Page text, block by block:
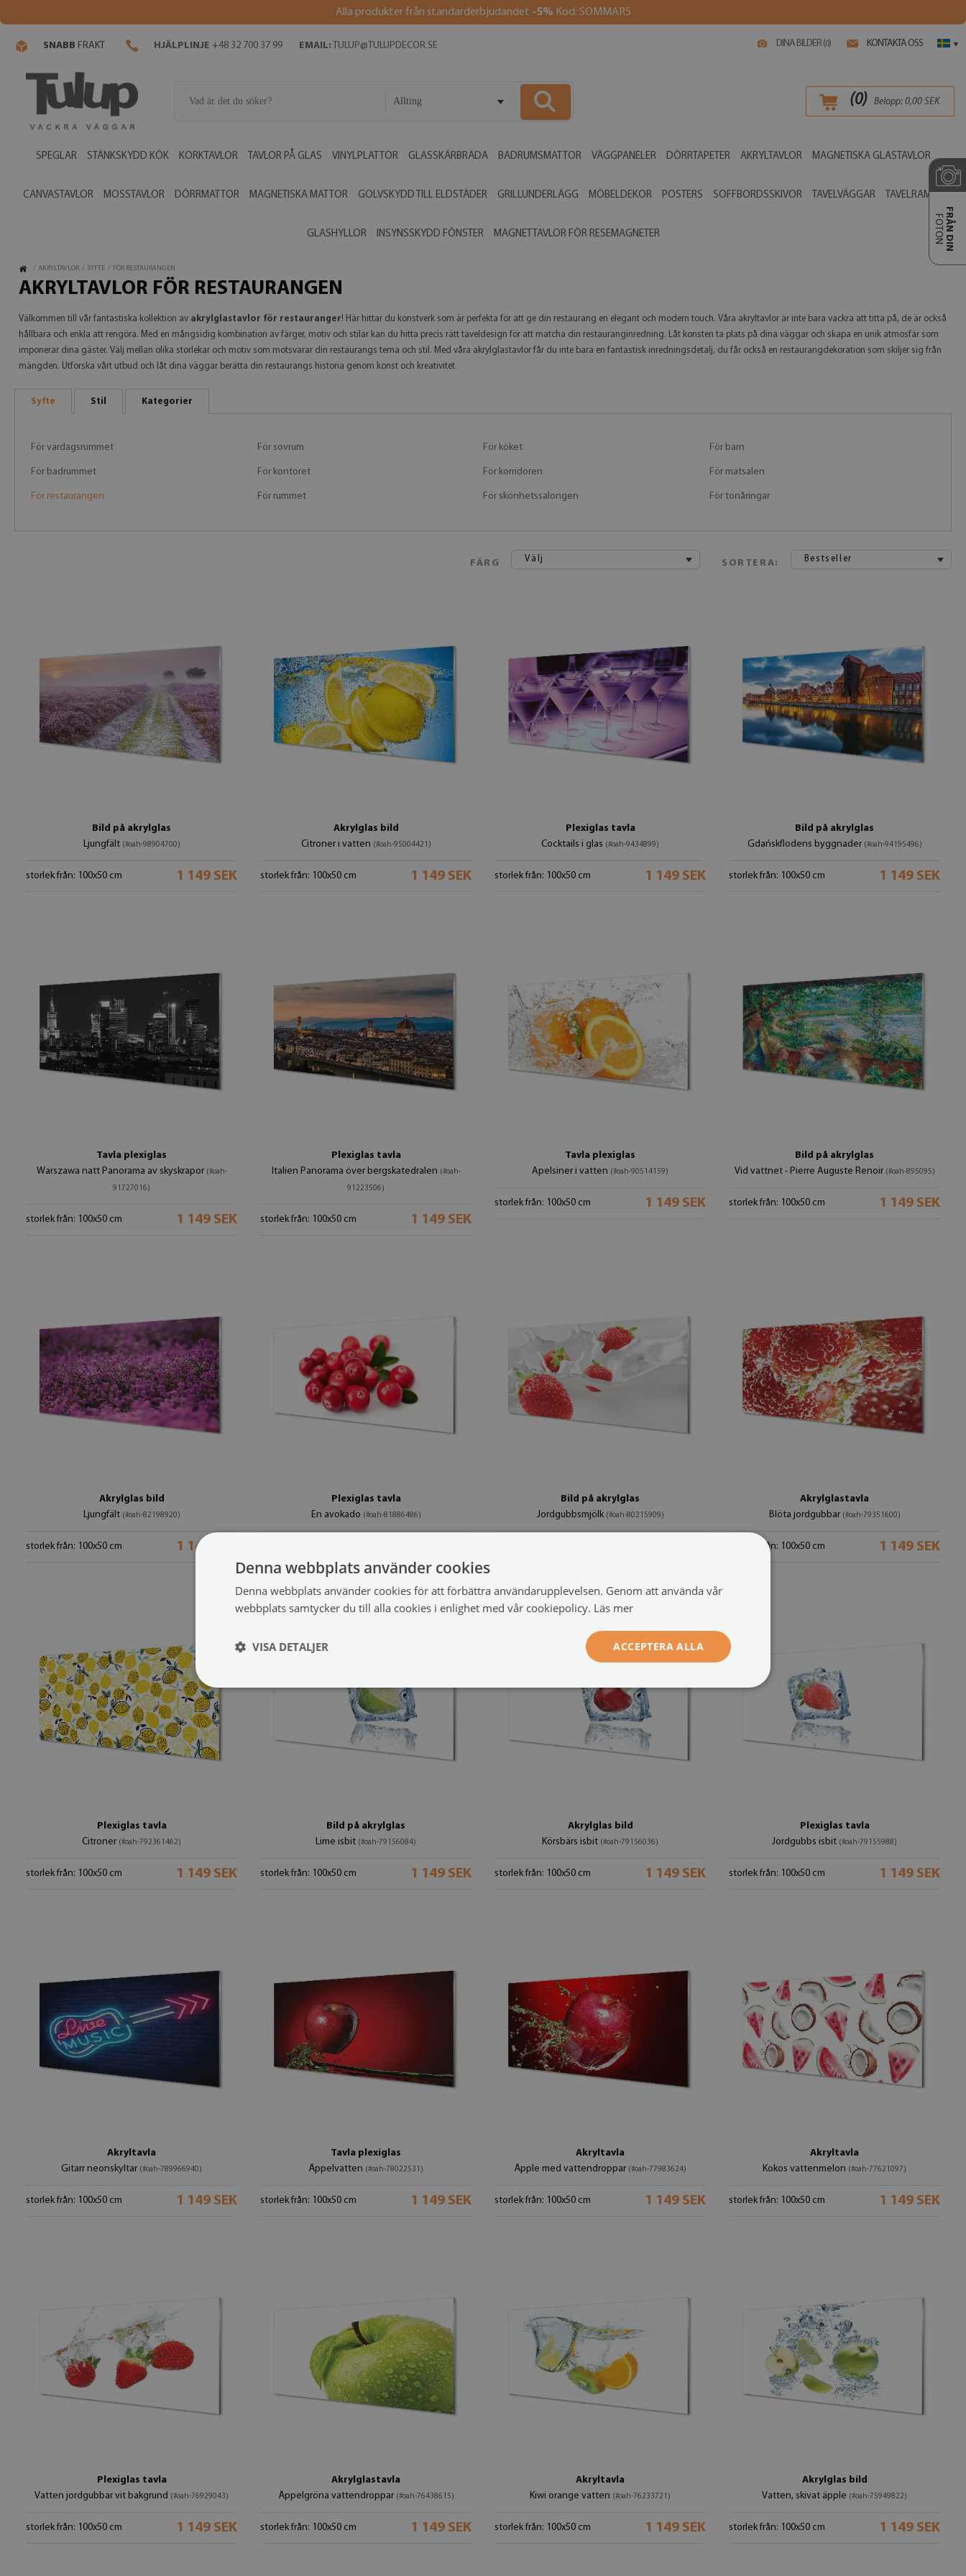
Alla produkter från standarderbjudandet -5% Kod: SOMMAR5
DINA BILDER (0) KONTAKTA OSS ▾
SNABB FRAKT HJÄLPLINJE +48 32 700 37 99 EMAIL: TULUP@TULUPDECOR.SE
Allting (0) Belopp: 0,00 SEK
SPEGLAR STÄNKSKYDD KÖK KORKTAVLOR TAVLOR PÅ GLAS VINYLPLATTOR GLASSKÄRBRÄDA BADRUMSMATTOR VÄGGPANELER DÖRRTAPETER AKRYLTAVLOR MAGNETISKA GLASTAVLOR
CANVASTAVLOR MOSSTAVLOR DÖRRMATTOR MAGNETISKA MATTOR GOLVSKYDD TILL ELDSTÄDER GRILLUNDERLÄGG MÖBELDEKOR POSTERS SOFFBORDSSKIVOR TAVELVÄGGAR TAVELRAMAR
GLASHYLLOR INSYNSSKYDD FÖNSTER MAGNETTAVLOR FÖR RESEMAGNETER FRÅN DIN
FOTON
/ AKRYLTAVLOR / SYFTE / FÖR RESTAURANGEN
AKRYLTAVLOR FÖR RESTAURANGEN
Välkommen till vår fantastiska kollektion av akrylglastavlor för restauranger! Här hittar du konstverk som är perfekta för att ge din restaurang en elegant och modern touch. Våra akryltavlor är inte bara vackra att titta på, de är också
hållbara och enkla att rengöra. Med en mångsidig kombination av färger, motiv och stilar kan du hitta precis rätt taveldesign för att matcha din restauranginredning. Låt konsten ta plats på dina väggar och skapa en unik atmosfär som
imponerar dina gäster. Välj mellan olika storlekar och motiv som motsvarar din restaurangs tema och stil. Med våra akrylglastavlor får du inte bara en fantastisk inredningsdetalj, du får också en restaurangdekoration som skiljer sig från
mängden. Utforska vårt utbud och låt dina väggar berätta din restaurangs historia genom konst och kreativitet.
Syfte Stil Kategorier
För vardagsrummet För sovrum För köket För barn
För badrummet För kontoret För korridoren För matsalen
För restaurangen För rummet För skönhetssalongen För tonåringar
FÄRG Välj SORTERA: Bestseller
Bild på akrylglas
Ljungfält (#oah-98904700)
storlek från: 100x50 cm 1 149 SEK
Akrylglas bild
Citroner i vatten (#oah-95004421)
storlek från: 100x50 cm 1 149 SEK
Plexiglas tavla
Cocktails i glas (#oah-9434899)
storlek från: 100x50 cm 1 149 SEK
Bild på akrylglas
Gdańskflodens byggnader (#oah-94195496)
storlek från: 100x50 cm 1 149 SEK
Tavla plexiglas
Warszawa natt Panorama av skyskrapor (#oah-
91727016)
storlek från: 100x50 cm 1 149 SEK
Plexiglas tavla
Italien Panorama över bergskatedralen (#oah-
91223506)
storlek från: 100x50 cm 1 149 SEK
Tavla plexiglas
Apelsiner i vatten (#oah-90514159)
storlek från: 100x50 cm 1 149 SEK
Bild på akrylglas
Vid vattnet - Pierre Auguste Renoir (#oah-895095)
storlek från: 100x50 cm 1 149 SEK
Akrylglas bild
Ljungfält (#oah-82198920)
storlek från: 100x50 cm 1 149 SEK
Plexiglas tavla
En avokado (#oah-81886486)
Bild på akrylglas
Jordgubbsmjölk (#oah-80215909)
Akrylglastavla
Blöta jordgubbar (#oah-79351600)
storlek från: 100x50 cm 1 149 SEK
Plexiglas tavla
Citroner (#oah-792361462)
storlek från: 100x50 cm 1 149 SEK
Bild på akrylglas
Lime isbit (#oah-79156084)
storlek från: 100x50 cm 1 149 SEK
Akrylglas bild
Körsbärs isbit (#oah-79156036)
storlek från: 100x50 cm 1 149 SEK
Plexiglas tavla
Jordgubbs isbit (#oah-79155988)
storlek från: 100x50 cm 1 149 SEK
Akryltavla
Gitarr neonskyltar (#oah-789966940)
storlek från: 100x50 cm 1 149 SEK
Tavla plexiglas
Äppelvatten (#oah-78022531)
storlek från: 100x50 cm 1 149 SEK
Akryltavla
Äpple med vattendroppar (#oah-77983624)
storlek från: 100x50 cm 1 149 SEK
Akryltavla
Kokos vattenmelon (#oah-77621097)
storlek från: 100x50 cm 1 149 SEK
Plexiglas tavla
Vatten jordgubbar vit bakgrund (#oah-76929043)
storlek från: 100x50 cm 1 149 SEK
Akrylglastavla
Äppelgröna vattendroppar (#oah-76438615)
storlek från: 100x50 cm 1 149 SEK
Akryltavla
Kiwi orange vatten (#oah-76233721)
storlek från: 100x50 cm 1 149 SEK
Akrylglas bild
Vatten, skivat äpple (#oah-75949822)
storlek från: 100x50 cm 1 149 SEK
Denna webbplats använder cookies
Denna webbplats använder cookies för att förbättra användarupplevelsen. Genom att använda vår
webbplats samtycker du till alla cookies i enlighet med vår cookiepolicy. Läs mer
ACCEPTERA ALLA
VISA DETALJER